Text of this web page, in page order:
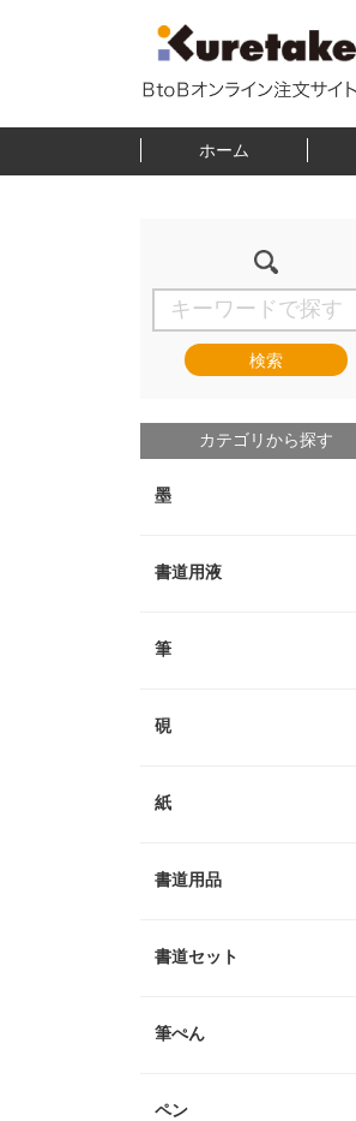
ホーム
検索
カテゴリから探す
墨
書道用液
筆
硯
紙
書道用品
書道セット
筆ぺん
ペン